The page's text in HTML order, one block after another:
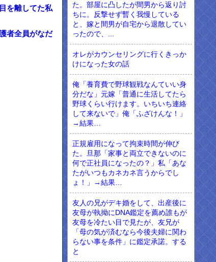
を離してた私
者全員がなだ
た。部屋に凸したが間男から返り討
ちに。反撃せず暫く我慢している
と、嫁と間男が自宅から退散してい
ったので、...
オレがカウンセリングに行くきっか
けになった女の話
俺「養育費で野球観戦なんていい身
分だな」元嫁「普通に生活してたら
野球くらい行けます。いちいち連絡
して来ないで」俺「ふざけんな！」
→結果…
正規雇用になって拘束時間が伸び
た。旦那「家事と両立できないのに
何で正社員になったの？」私「あな
たがいつもカネカネ言うからでし
ょ！」→結果…
友人の兄がデキ婚をして、出産後に
友母が執拗にDNA鑑定を薦め誰もが
友母を冷たい目で見たが、友兄が
「母の気が済むなら今後夫婦に関わ
らない事を条件」に鑑定承諾。する
と